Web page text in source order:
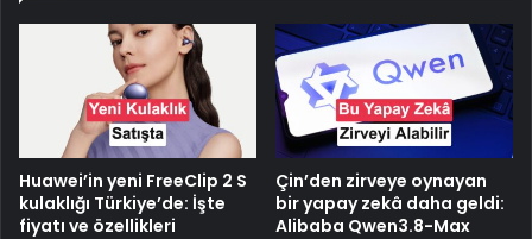
Huawei’in yeni FreeClip 2 S
kulaklığı Türkiye’de: İşte
fiyatı ve özellikleri
Çin’den zirveye oynayan
bir yapay zekâ daha geldi:
Alibaba Qwen3.8-Max